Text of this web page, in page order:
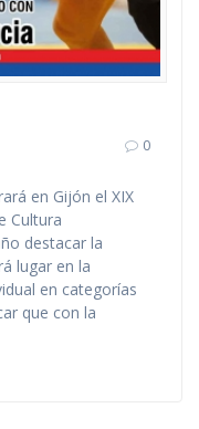
0
en Gijón el XIX
Cultura
destacar la
lugar en la
en categorías
que con la